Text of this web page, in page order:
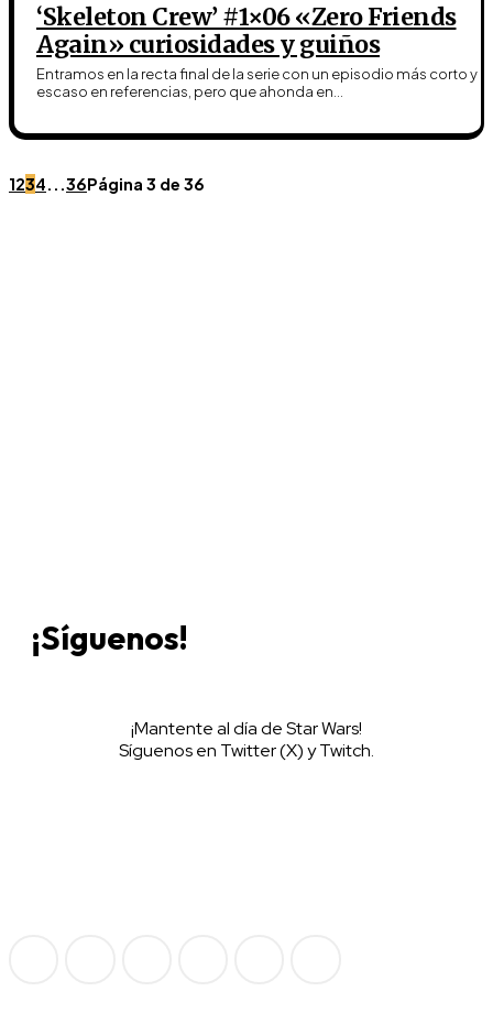
‘Skeleton Crew’ #1×06 «Zero Friends
Again» curiosidades y guiños
Entramos en la recta final de la serie con un episodio más corto y
escaso en referencias, pero que ahonda en...
1234 36Página 3 de 36
¡Síguenos!
¡Mantente al día de Star Wars!
Síguenos en Twitter (X) y Twitch.